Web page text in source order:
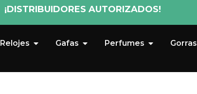
¡DISTRIBUIDORES AUTORIZADOS!
Relojes Gafas Perfumes Gorras